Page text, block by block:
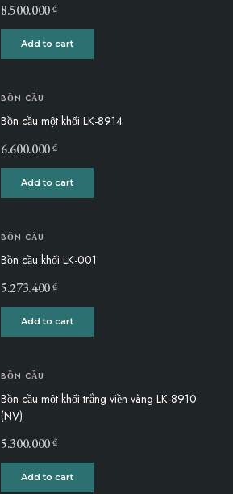
8.500.000₫
Add to cart
BỒN CẦU
Bồn cầu một khối LK-8914
6.600.000₫
Add to cart
BỒN CẦU
Bồn cầu khối LK-001
5.273.400₫
Add to cart
BỒN CẦU
Bồn cầu một khối trắng viền vàng LK-8910
(NV)
5.300.000₫
Add to cart